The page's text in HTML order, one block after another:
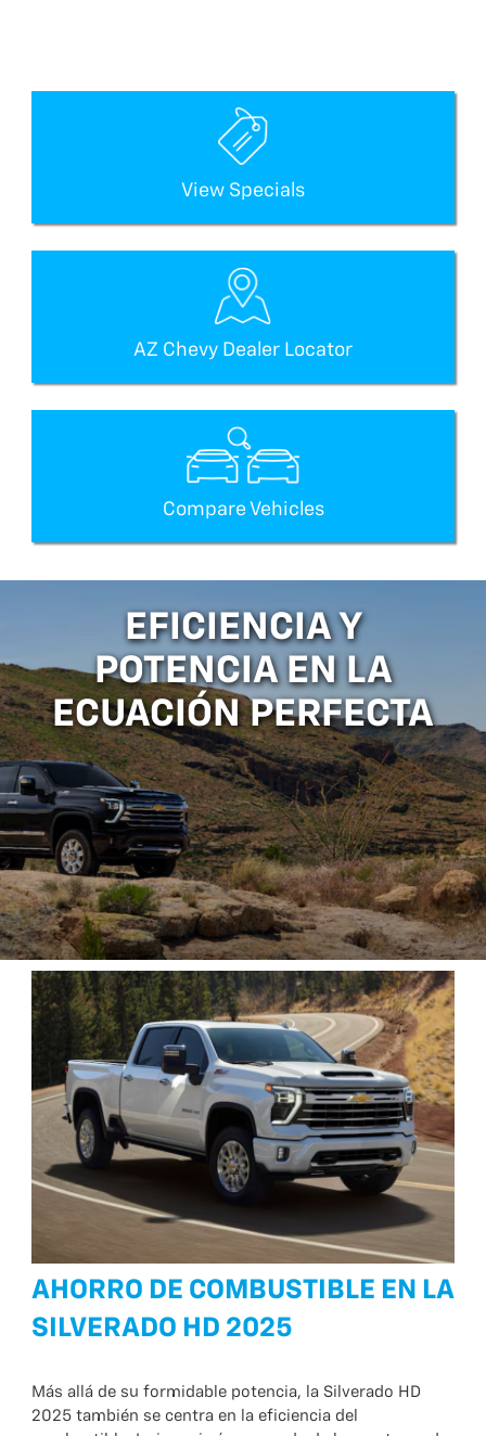
View Specials
AZ Chevy Dealer Locator
Compare Vehicles
EFICIENCIA Y
POTENCIA EN LA
ECUACIÓN PERFECTA
AHORRO DE COMBUSTIBLE EN LA
SILVERADO HD 2025
Más allá de su formidable potencia, la Silverado HD
2025 también se centra en la eficiencia del